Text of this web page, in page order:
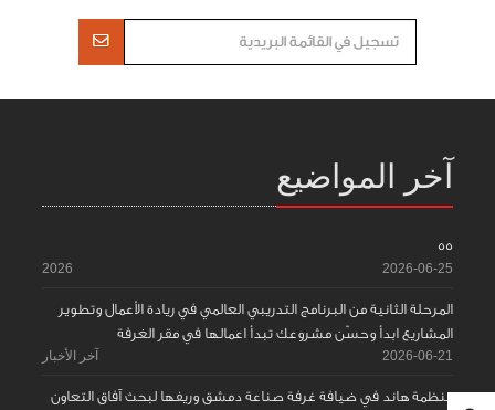
آخر المواضيع
55
2026-06-25
2026
المرحلة الثانية من البرنامج التدريبي العالمي في ريادة الأعمال وتطوير
المشاريع ابدأ وحسّن مشروعك تبدأ اعمالها في مقر الغرفة
2026-06-21 آخر الأخبار
منظمة هاند في ضيافة غرفة صناعة دمشق وريفها لبحث آفاق التعاون